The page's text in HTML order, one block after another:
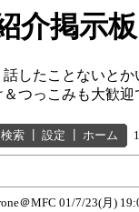
介掲示板
したことないとか
つっこみも大歓迎
検索 設定 ホーム
＠MFC 01/7/23(月)